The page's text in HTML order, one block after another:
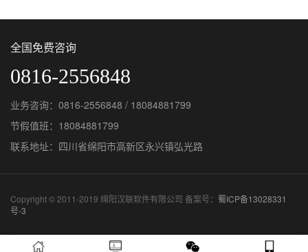
全国免费咨询
0816-2556848
业务咨询：0816-2556848 / 18084881799
节假值班：18084881799
联系地址：四川省绵阳市高新区永兴镇弘光路
Copyright © 2011-2019 绵阳汉联软件有限公司 备案号： 蜀ICP备13028331
号-3